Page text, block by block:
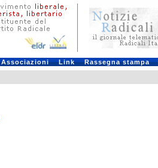
Associazioni Link Rassegna stampa